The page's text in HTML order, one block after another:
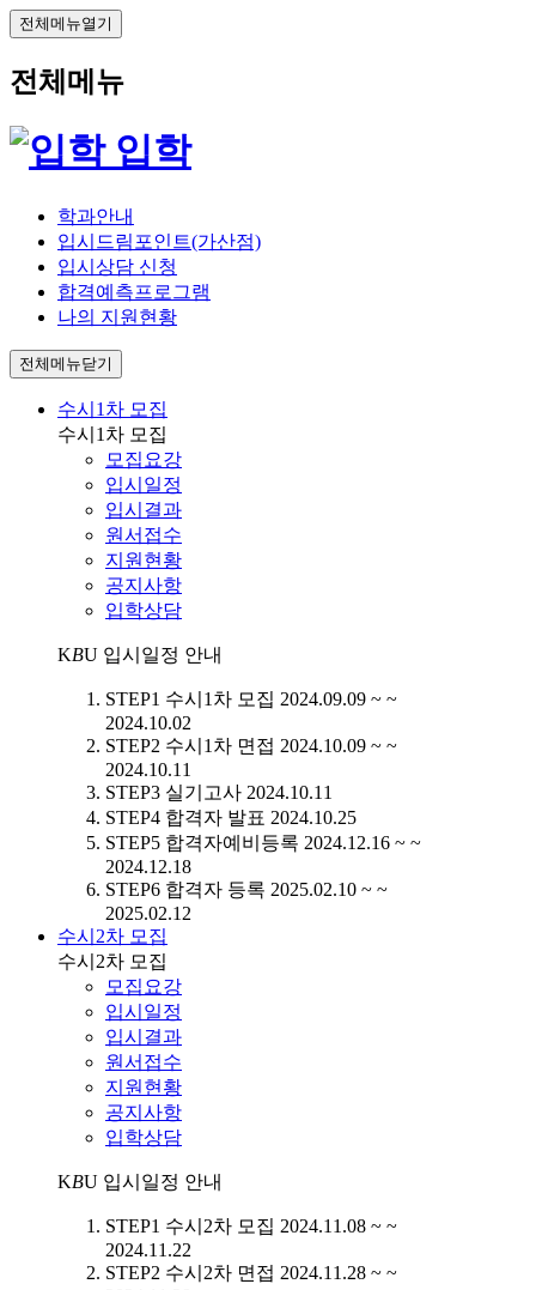
전체메뉴열기
전체메뉴
입학
학과안내
입시드림포인트(가산점)
입시상담 신청
합격예측프로그램
나의 지원현황
전체메뉴닫기
수시1차 모집
수시1차 모집
모집요강
입시일정
입시결과
원서접수
지원현황
공지사항
입학상담
KBU 입시일정 안내
STEP1 수시1차 모집 2024.09.09 ~ ~
2024.10.02
STEP2 수시1차 면접 2024.10.09 ~ ~
2024.10.11
STEP3 실기고사 2024.10.11
STEP4 합격자 발표 2024.10.25
STEP5 합격자예비등록 2024.12.16 ~ ~
2024.12.18
STEP6 합격자 등록 2025.02.10 ~ ~
2025.02.12
수시2차 모집
수시2차 모집
모집요강
입시일정
입시결과
원서접수
지원현황
공지사항
입학상담
KBU 입시일정 안내
STEP1 수시2차 모집 2024.11.08 ~ ~
2024.11.22
STEP2 수시2차 면접 2024.11.28 ~ ~